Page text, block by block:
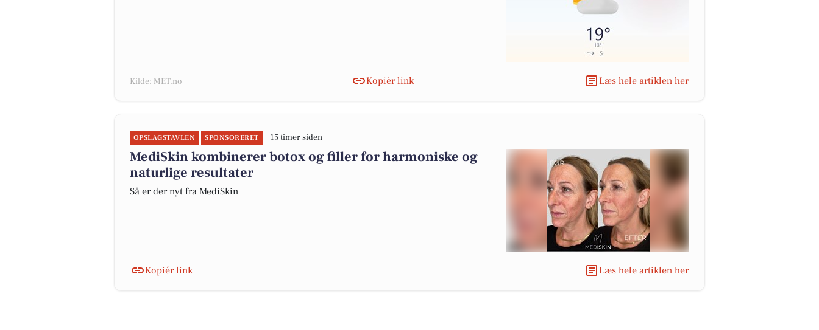
Kilde: MET.no Kopiér link Læs hele artiklen her
OPSLAGSTAVLEN SPONSORERET 15 timer siden
MediSkin kombinerer botox og filler for harmoniske og
naturlige resultater
Så er der nyt fra MediSkin
Kopiér link Læs hele artiklen her